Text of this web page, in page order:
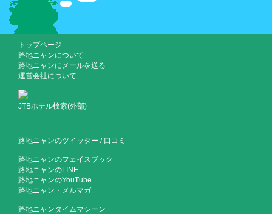
トップページ
路地ニャンについて
路地ニャンにメールを送る
運営会社について
JTBホテル検索(外部)
路地ニャンのツイッター / 口コミ
路地ニャンのフェイスブック
路地ニャンのLINE
路地ニャンのYouTube
路地ニャン・メルマガ
路地ニャンタイムマシーン